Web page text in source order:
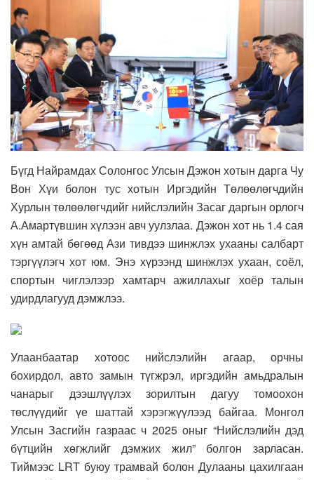
Бүгд Найрамдах Солонгос Улсын Дэжон хотын дарга Чу
Вон Хүи болон тус хотын Иргэдийн Төлөөлөгчдийн
Хурлын төлөөлөгчдийг нийслэлийн Засаг даргын орлогч
А.Амартүвшин хүлээн авч уулзлаа. Дэжон хот нь 1.4 сая
хүн амтай бөгөөд Ази тивдээ шинжлэх ухааны салбарт
тэргүүлэгч хот юм. Энэ хүрээнд шинжлэх ухаан, соёл,
спортын чиглэлээр хамтарч ажиллахыг хоёр талын
удирдлагууд дэмжлээ.
Улаанбаатар хотоос нийслэлийн агаар, орчны
бохирдол, авто замын түгжрэл, иргэдийн амьдралын
чанарыг дээшлүүлэх зорилтын дагуу томоохон
төслүүдийг үе шаттай хэрэгжүүлээд байгаа. Монгол
Улсын Засгийн газраас ч 2025 оныг “Нийслэлийн дэд
бүтцийн хөгжлийг дэмжих жил” болгон зарласан.
Тиймээс LRT буюу трамвай болон Дулааны цахилгаан